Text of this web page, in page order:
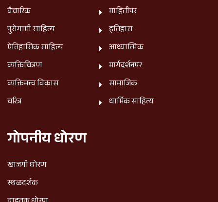
वैचारिक
पुरोगामी साहित्य
ऐतिहासिक साहित्य
व्यक्तिचित्रण
व्यक्तिमत्त्व विकास
चरित्र
माहितीपर
इतिहास
आध्यात्मिक
मार्गदर्शनपर
सामाजिक
धार्मिक साहित्य
गोपनीय धोरण
खाजगी धोरण
स्थळदर्शक